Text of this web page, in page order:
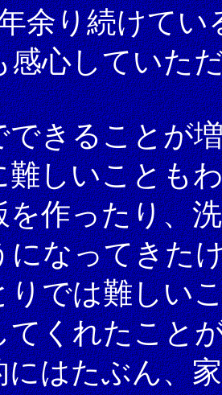
余り続けてい
感心していた
できることが
難しいことも
を作ったり、
になってきた
りでは難しい
てくれたこと
にはたぶん、